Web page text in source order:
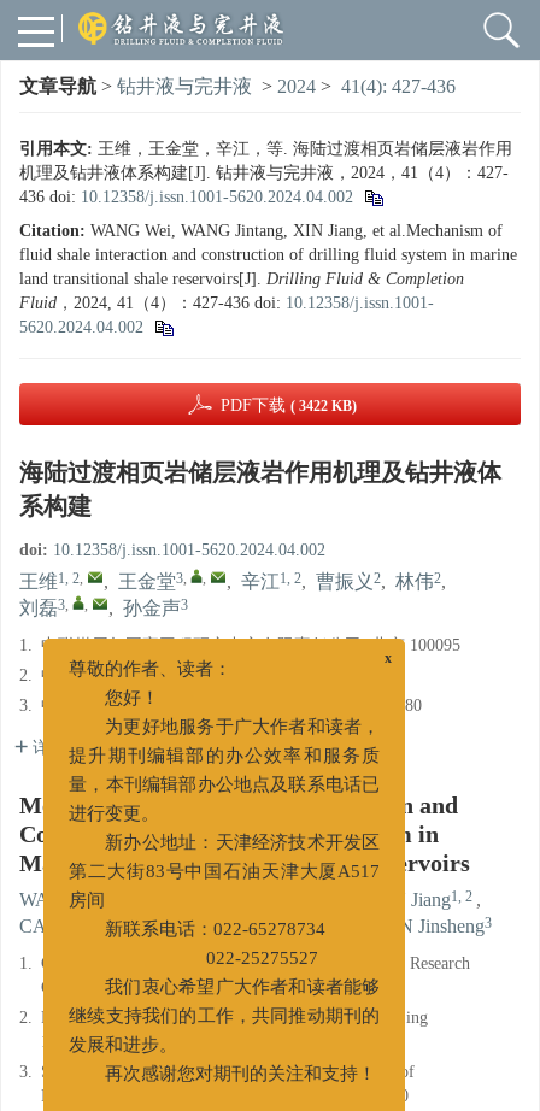
文章导航 > 钻井液与完井液 > 2024 > 41(4): 427-436
引用本文: 王维，王金堂，辛江，等. 海陆过渡相页岩储层液岩作用
机理及钻井液体系构建[J]. 钻井液与完井液，2024，41（4）：427-
436 doi: 10.12358/j.issn.1001-5620.2024.04.002
Citation: WANG Wei, WANG Jintang, XIN Jiang, et al.Mechanism of
fluid shale interaction and construction of drilling fluid system in marine
land transitional shale reservoirs[J]. Drilling Fluid & Completion
Fluid ，2024, 41（4）：427-436 doi: 10.12358/j.issn.1001-
5620.2024.04.002
PDF下载 ( 3422 KB)
海陆过渡相页岩储层液岩作用机理及钻井液体
系构建
doi: 10.12358/j.issn.1001-5620.2024.04.002
王维1, 2, , 王金堂3, , , 辛江1, 2, 曹振义 2, 林伟2,
刘磊3, , , 孙金声3
1. 中联煤层气国家工程研究中心有限责任公司, 北京 100095
2. 中石油煤层气有限责任公司, 北京 100028
3. 中国石油大学(华东)石油工程学院, 山东青岛 266580
详细信息
Mechanism of Fluid Shale Interaction and
Construction of Drilling Fluid System in
Marine Land Transitional Shale Reservoirs
WANG Wei XIN Jiang1, 2 ,
CAO Zhenyi2 , LIN Wei 2 , LIU Lei3, SUN Jinsheng3
1. China United Coalbed Methane National Engineering Research
Center Co., Ltd., Beijing 100095
2. PetroChina Coalbed Methane Company Limited, Beijing
100028
3. School of Petroleum Engineering, China University of
Petroleum (East China), Qingdao，Shandong 266580
尊敬的作者、读者：
您好！
为更好地服务于广大作者和读者，
提升期刊编辑部的办公效率和服务质
量，本刊编辑部办公地点及联系电话已
进行变更。
新办公地址：天津经济技术开发区
第二大街83号中国石油天津大厦A517
房间
新联系电话：022-65278734
022-25275527
我们衷心希望广大作者和读者能够
继续支持我们的工作，共同推动期刊的
发展和进步。
再次感谢您对期刊的关注和支持！